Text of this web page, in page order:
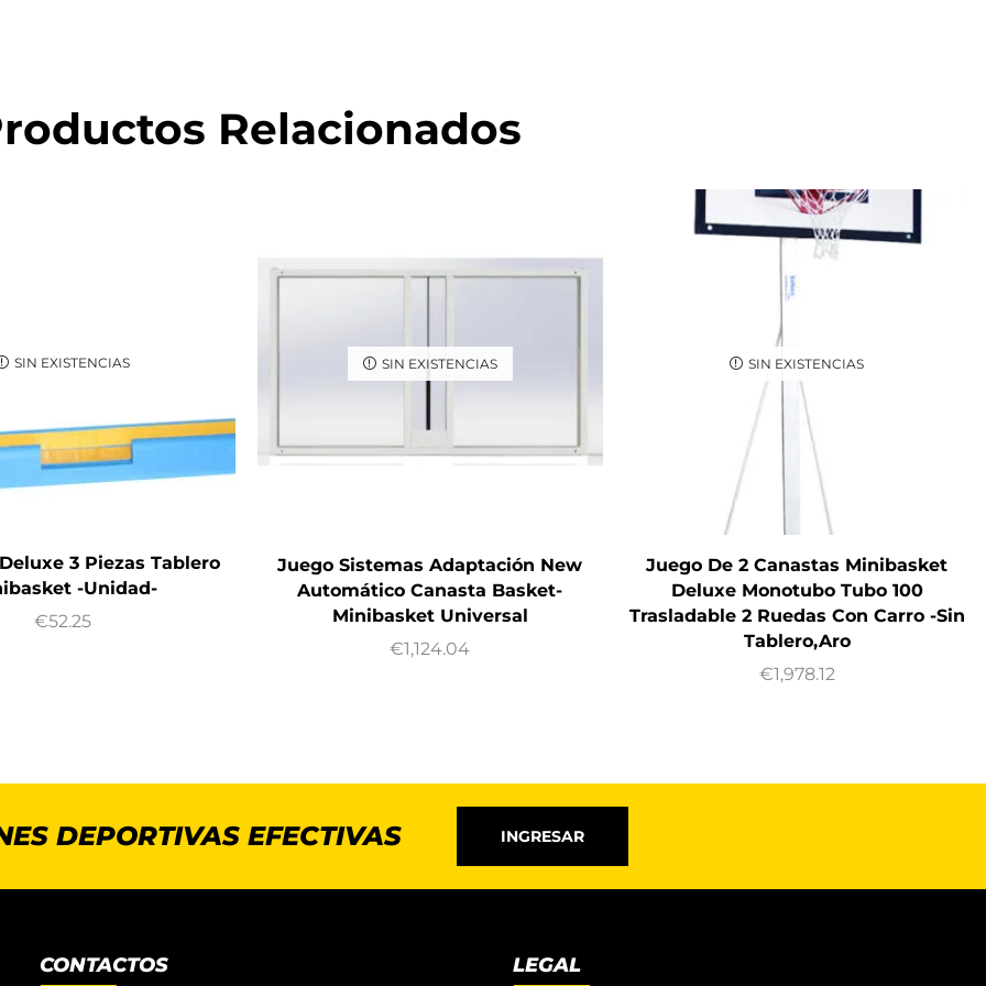
Relacionados
SIN EXISTENCIAS
3 Piezas Tablero
-Unidad-
€52.25
SIN EXISTENCIAS
Juego Sistemas Adaptación New
Automático Canasta Basket-
Minibasket Universal
€1,124.04
SIN EXISTENCIAS
Juego De 2 Canastas Minibasket
Deluxe Monotubo Tubo 100
Trasladable 2 Ruedas Con Carro -Sin
Tablero,Aro
€1,978.12
DEPORTIVAS EFECTIVAS INGRESAR
CONTACTOS LEGAL